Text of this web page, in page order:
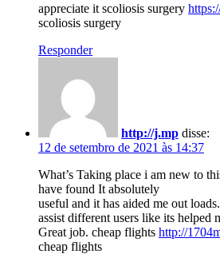
appreciate it scoliosis surgery
scoliosis surgery
Responder
http://j.mp disse:
12 de setembro de 2021 às 14:37
What’s Taking place i am new to
have found It absolutely
useful and it has aided me out
assist different users like its helped
Great job. cheap flights http://
cheap flights